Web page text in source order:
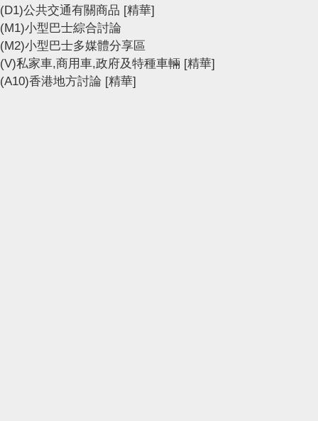
(D1)公共交通有關商品 [精華]
(M1)小型巴士綜合討論
(M2)小型巴士多媒體分享區
(V)私家車,商用車,政府及特種車輛 [精華]
(A10)香港地方討論 [精華]